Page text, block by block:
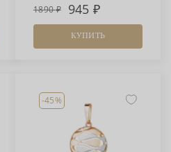
1890 945
КУПИТЬ
-45%